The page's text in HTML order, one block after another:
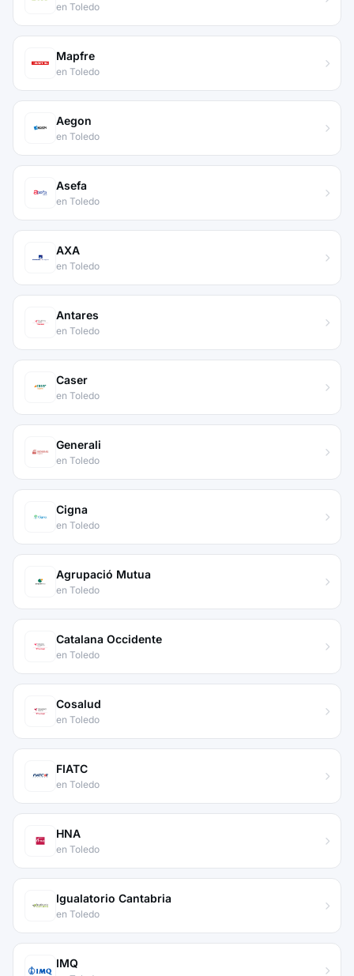
en Toledo
Mapfre
en Toledo
Aegon
en Toledo
Asefa
en Toledo
AXA
en Toledo
Antares
en Toledo
Caser
en Toledo
Generali
en Toledo
Cigna
en Toledo
Agrupació Mutua
en Toledo
Catalana Occidente
en Toledo
Cosalud
en Toledo
FIATC
en Toledo
HNA
en Toledo
Igualatorio Cantabria
en Toledo
IMQ